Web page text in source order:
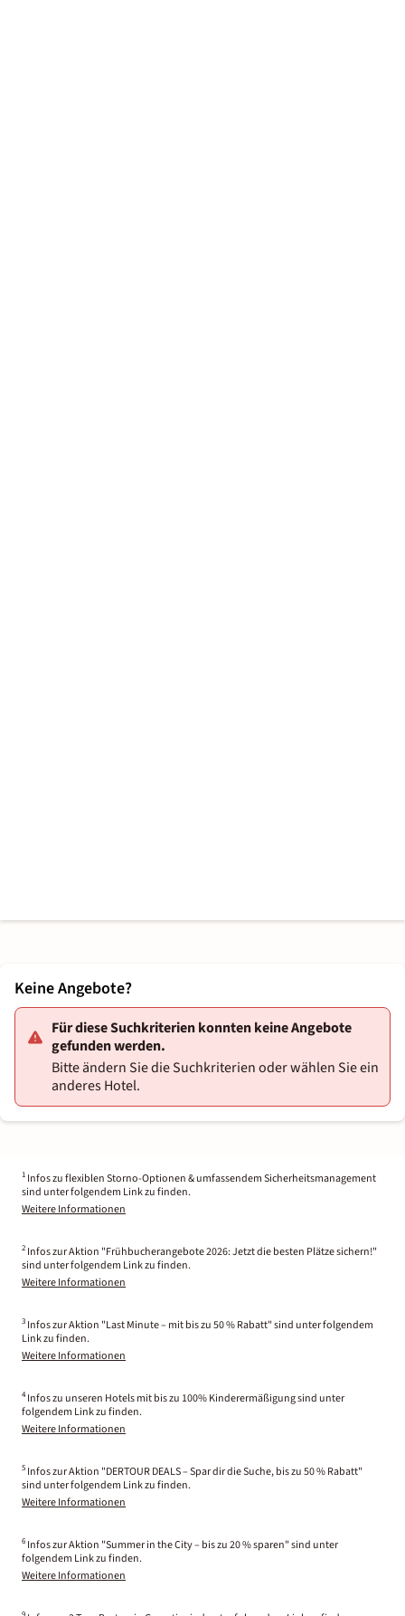
Keine Angebote?
Für diese Suchkriterien konnten keine Angebote
gefunden werden.
Bitte ändern Sie die Suchkriterien oder wählen Sie ein
anderes Hotel.
1 Infos zu flexiblen Storno-Optionen & umfassendem Sicherheitsmanagement
sind unter folgendem Link zu finden.
Weitere Informationen
2 Infos zur Aktion "Frühbucherangebote 2026: Jetzt die besten Plätze sichern!"
sind unter folgendem Link zu finden.
Weitere Informationen
3 Infos zur Aktion "Last Minute – mit bis zu 50 % Rabatt" sind unter folgendem
Link zu finden.
Weitere Informationen
4 Infos zu unseren Hotels mit bis zu 100% Kinderermäßigung sind unter
folgendem Link zu finden.
Weitere Informationen
5 Infos zur Aktion "DERTOUR DEALS – Spar dir die Suche, bis zu 50 % Rabatt"
sind unter folgendem Link zu finden.
Weitere Informationen
6 Infos zur Aktion "Summer in the City – bis zu 20 % sparen" sind unter
folgendem Link zu finden.
Weitere Informationen